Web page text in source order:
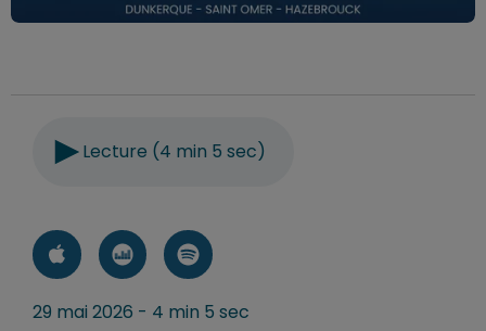
Lecture (4 min 5 sec)
29 mai 2026 - 4 min 5 sec